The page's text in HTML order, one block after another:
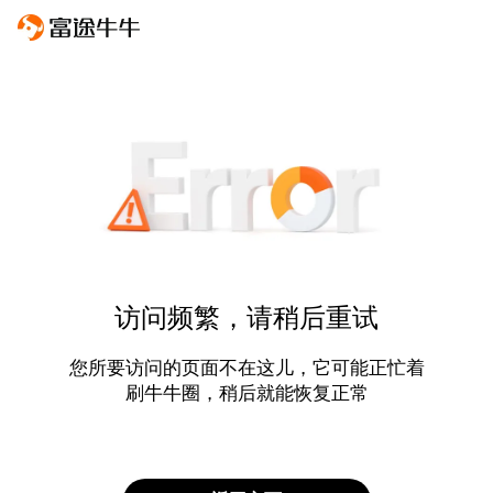
访问频繁，请稍后重试
您所要访问的页面不在这儿，它可能正忙着
刷牛牛圈，稍后就能恢复正常